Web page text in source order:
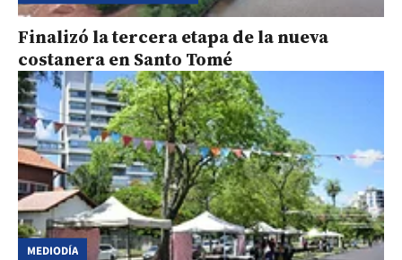
Finalizó la tercera etapa de la nueva
costanera en Santo Tomé
MEDIODÍA